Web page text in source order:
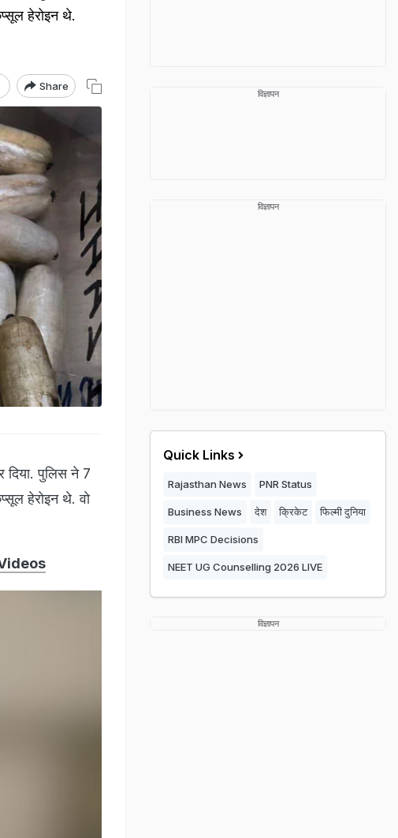
हेरोइन थे.
Share
दिया. पुलिस ने 7
हेरोइन थे. वो
Videos
विज्ञापन
विज्ञापन
Quick Links
Rajasthan News PNR Status
Business News देश क्रिकेट फिल्मी दुनिया
RBI MPC Decisions
NEET UG Counselling 2026 LIVE
विज्ञापन